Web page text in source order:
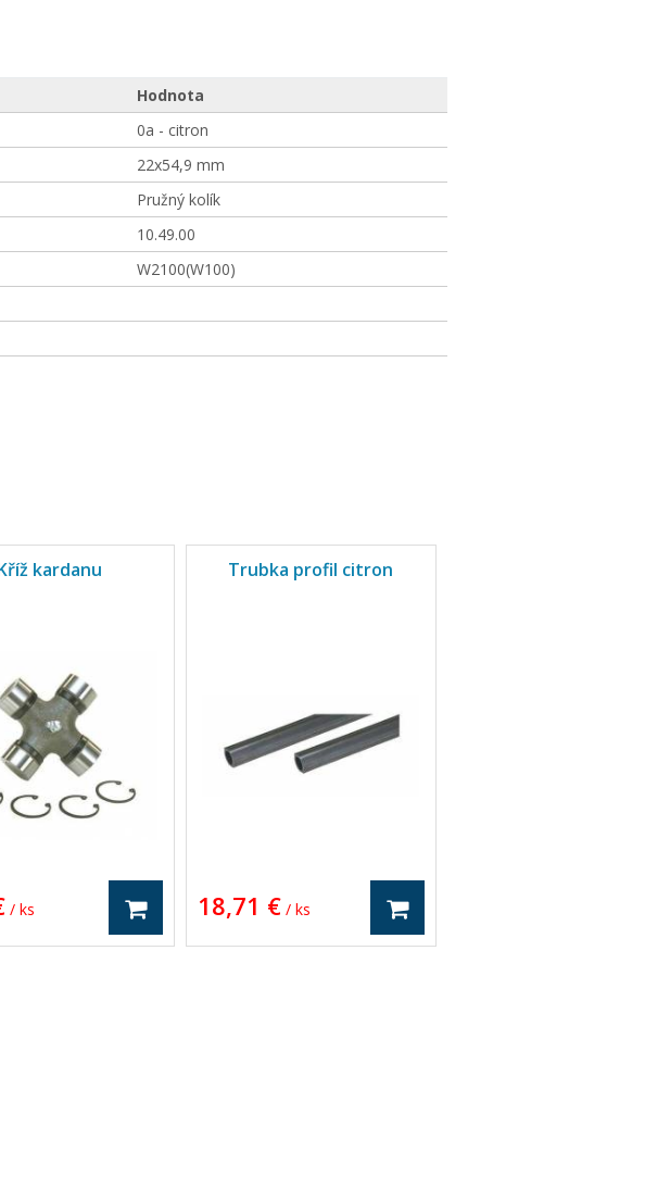
Hodnota
0a - citron
22x54,9 mm
Pružný kolík
10.49.00
W2100(W100)
kardanu
/ ks
Trubka profil citron
18,71 € / ks